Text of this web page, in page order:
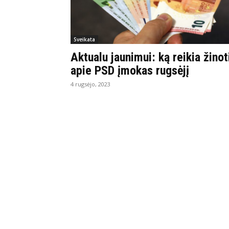
Sveikata
Aktualu jaunimui: ką reikia
apie PSD įmokas rugsėjį
4 rugsėjo, 2023